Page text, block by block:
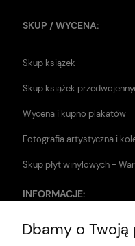
SKUP / WYCENA:
Skup książek
Skup książek
Wycena i kupno plakatów
Fotografia artystyczna i
Skup płyt winylowych -
INFORMACJE:
Zwroty i reklamacje
Dbamy o